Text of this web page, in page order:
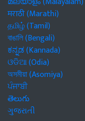
मराठी (Marathi)
தமிழ் (Tamil)
বাঙালি (Bengali)
ಕನ್ನಡ (Kannada)
ଓଡିଆ (Odia)
অসমীয়া (Asomiya)
ਪੰਜਾਬੀ
తెలుగు
ગુજરાતી